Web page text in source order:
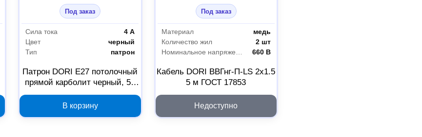
Под заказ
Сила тока
4 А
Цвет
черный
Тип
патрон
Патрон DORI E27 потолочный
прямой карболит черный, 50
шт 1041245
В корзину
Под заказ
Материал
медь
Количество жил
2 шт
660 В
Кабель DORI ВВГнг-П-LS 2х1.5
5 м ГОСТ 17853
Недоступно